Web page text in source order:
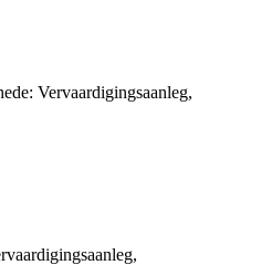
Vervaardigingsaanleg,